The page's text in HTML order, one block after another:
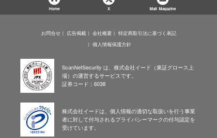
Home X Mail Magazine
お問合せ 広告掲載 会社概要
特定商取引法に基づく表記
個人情報保護方針
ScanNetSecurity は、株式会社イード（東証グロース上
場）の運営するサービスです。
証券コード：6038
株式会社イードは、個人情報の適切な取扱いを行う事業
者に対して付与されるプライバシーマークの付与認定を
受けています。